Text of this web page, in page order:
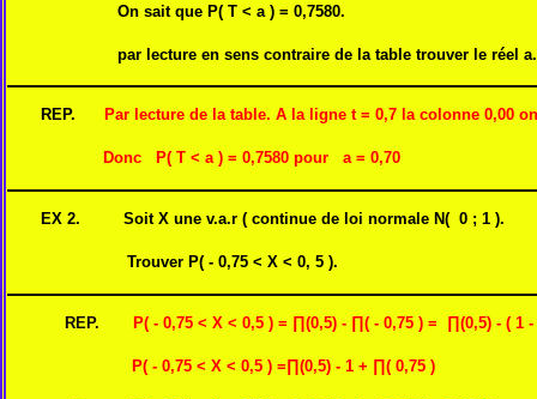
On sait que P( T < a ) = 0,7580.
par lecture en sens contraire de la table trouver le réel a.
REP. Par lecture de la table. A la ligne t = 0,7 la colonne 0,00
Donc P( T < a ) = 0,7580 pour a = 0,70
EX 2. Soit X une v.a.r ( continue de loi normale N( 0 ; 1 ).
Trouver P( - 0,75 < X < 0, 5 ).
REP. P( - 0,75 < X < 0,5 ) = ∏(0,5) - ∏( - 0,75 ) = ∏(0,5) - ( 1
P( - 0,75 < X < 0,5 ) =∏(0,5) - 1 + ∏( 0,75 )